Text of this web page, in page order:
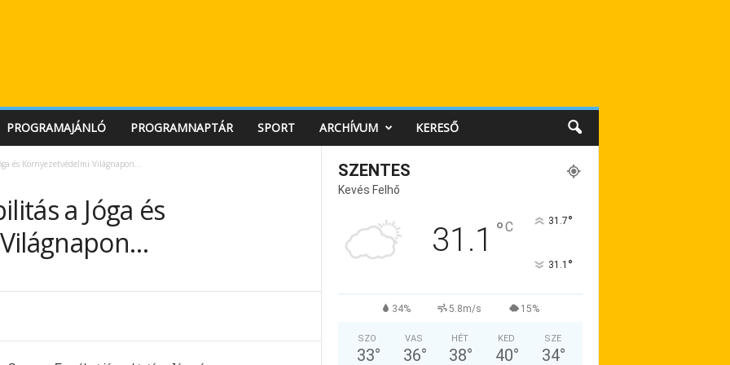
PROGRAMAJÁNLÓ PROGRAMNAPTÁR SPORT ARCHÍVUM KERESŐ
és Környezetvédelmi Világnapon…
a Jóga és
SZENTES
Kevés Felhő
31.1 °C 31.7°
31.1 °
34% 5.8m/s 15%
SZO
33°
VAS
36°
HÉT
38°
KED
40°
SZE
34°